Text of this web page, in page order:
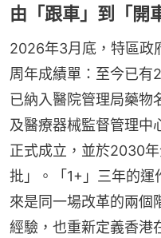
由「跟車」到「開
2026年3月底，特區政
周年成績單：至今已有
已納入醫院管理局藥物
及醫療器械監督管理中
正式成立，並於2030
批」。「1+」三年的運
來是同一場改革的兩個
經驗，也重新定義香港